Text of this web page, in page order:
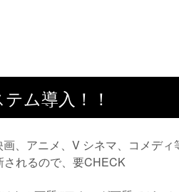
ム導入！！
、アニメ、V シネマ、コメデ
れるので、要CHECK